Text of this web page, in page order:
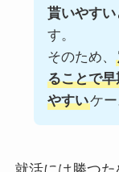
貰いやす
す。
そのため、
ることで
やすいケー